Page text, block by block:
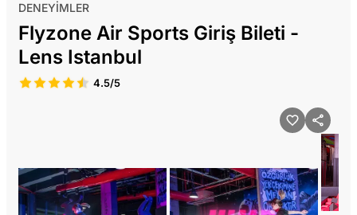
DENEYIMLER
Flyzone Air Sports Giriş Bileti -
Lens Istanbul
4.5/5